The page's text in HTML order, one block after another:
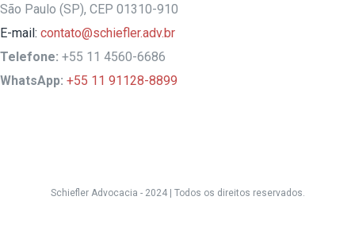
São Paulo (SP), CEP 01310-910
E-mail: contato@schiefler.adv.br
Telefone: +55 11 4560-6686
WhatsApp: +55 11 91128-8899
Schiefler Advocacia - 2024 | Todos os direitos reservados.